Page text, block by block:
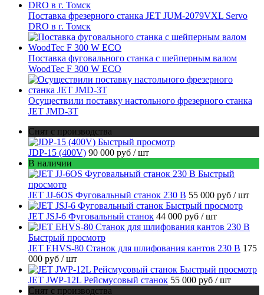
Поставка фрезерного станка JET JUM-2079VXL Servo
DRO в г. Томск
Поставка фуговального станка с шейперным валом
WoodTec F 300 W ECO
Осуществили поставку настольного фрезерного станка
JET JMD-3T
Снят с производства
Быстрый просмотр
JDP-15 (400V) 90 000 руб / шт
В наличии
Быстрый
просмотр
JET JJ-6OS Фуговальный станок 230 В 55 000 руб / шт
Быстрый просмотр
JET JSJ-6 Фуговальный станок 44 000 руб / шт
Быстрый просмотр
JET EHVS-80 Станок для шлифования кантов 230 В 175
000 руб / шт
Быстрый просмотр
JET JWP-12L Рейсмусовый станок 55 000 руб / шт
Снят с производства